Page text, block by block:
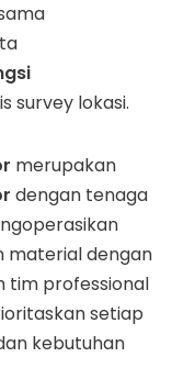
survey lokasi.
merupakan
dengan tenaga
material dengan
tim professional
setiap
kebutuhan